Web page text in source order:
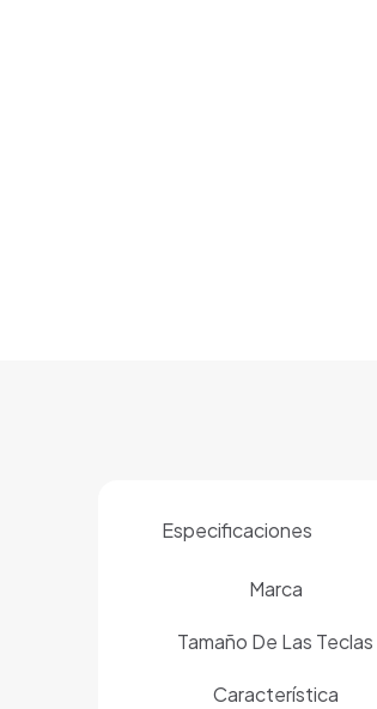
Especificaciones
Marca
Tamaño De Las Teclas
Característica